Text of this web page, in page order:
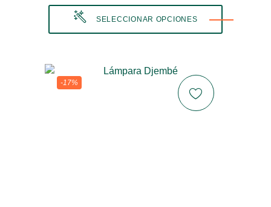
SELECCIONAR OPCIONES
-17%